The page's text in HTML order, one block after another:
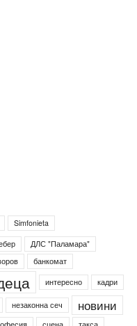
Simfonieta
ДЛС "Паламара"
банкомат
интересно кадри
незаконна сеч новини